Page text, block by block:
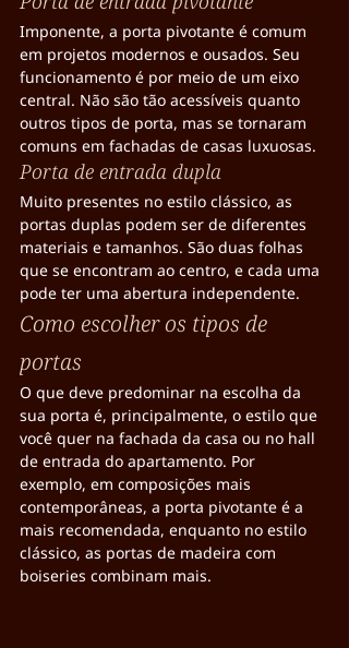
Imponente, a porta pivotante é comum
em projetos modernos e ousados. Seu
funcionamento é por meio de um eixo
central. Não são tão acessíveis quanto
outros tipos de porta, mas se tornaram
comuns em fachadas de casas luxuosas.
Porta de entrada dupla
Muito presentes no estilo clássico, as
portas duplas podem ser de diferentes
materiais e tamanhos. São duas folhas
que se encontram ao centro, e cada uma
pode ter uma abertura independente.
Como escolher os tipos de
portas
O que deve predominar na escolha da
sua porta é, principalmente, o estilo que
você quer na fachada da casa ou no hall
de entrada do apartamento. Por
exemplo, em composições mais
contemporâneas, a porta pivotante é a
mais recomendada, enquanto no estilo
clássico, as portas de madeira com
boiseries combinam mais.